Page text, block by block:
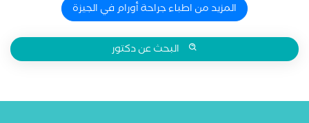
المزيد من اطباء جراحة أورام في الجيزة
البحث عن دكتور